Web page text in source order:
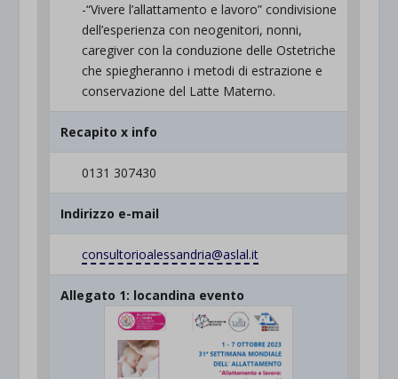
-“Vivere l’allattamento e lavoro” condivisione
dell’esperienza con neogenitori, nonni,
caregiver con la conduzione delle Ostetriche
che spiegheranno i metodi di estrazione e
conservazione del Latte Materno.
Recapito x info
0131 307430
Indirizzo e-mail
consultorioalessandria@aslal.it
Allegato 1: locandina evento